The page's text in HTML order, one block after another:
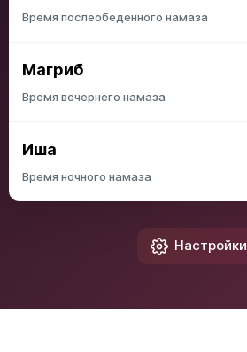
Время послеобеденного намаза
Магриб
Время вечернего намаза
Иша
Время ночного намаза
Настройки